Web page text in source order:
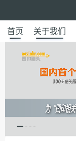
首页 关于我们